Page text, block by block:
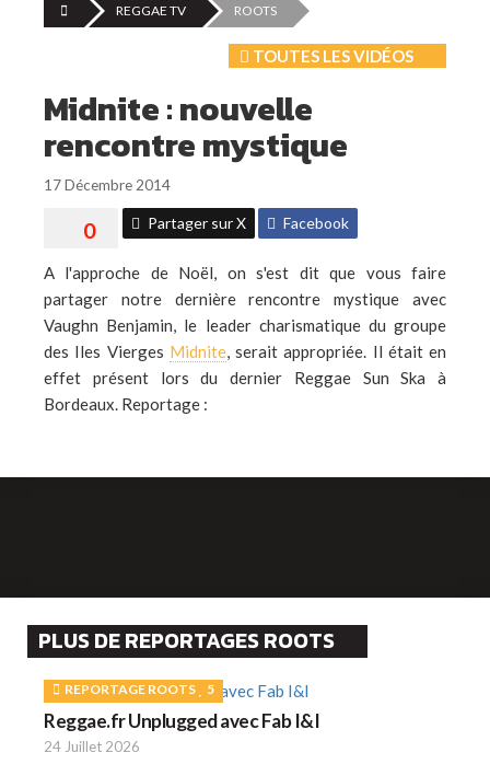
REGGAE TV ROOTS
TOUTES LES VIDÉOS
Midnite : nouvelle
rencontre mystique
17 Décembre 2014
Partager sur X Facebook
A l'approche de Noël, on s'est dit que vous faire
partager notre dernière rencontre mystique avec
Vaughn Benjamin, le leader charismatique du groupe
des Iles Vierges Midnite, serait appropriée. Il était en
effet présent lors du dernier Reggae Sun Ska à
Bordeaux. Reportage :
PLUS DE REPORTAGES ROOTS
REPORTAGE ROOTS 5
Reggae.fr Unplugged avec Fab I&I
24 Juillet 2026